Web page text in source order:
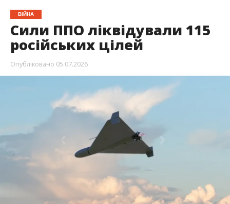
ВІЙНА
Сили ППО ліквідували 115
російських цілей
Опубліковано 05.07.2026